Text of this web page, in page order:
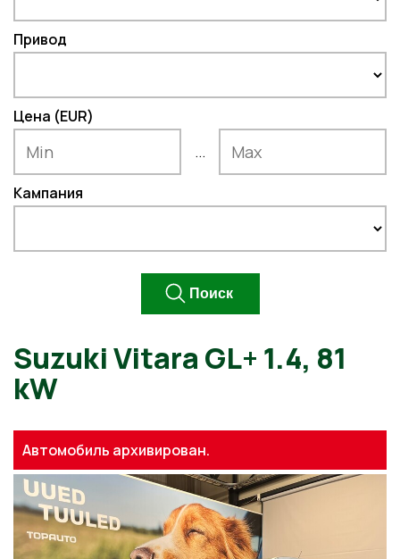
Привод
Цена (EUR)
...
Кампания
Suzuki Vitara GL+ 1.4, 81
kW
Автомобиль архивирован.